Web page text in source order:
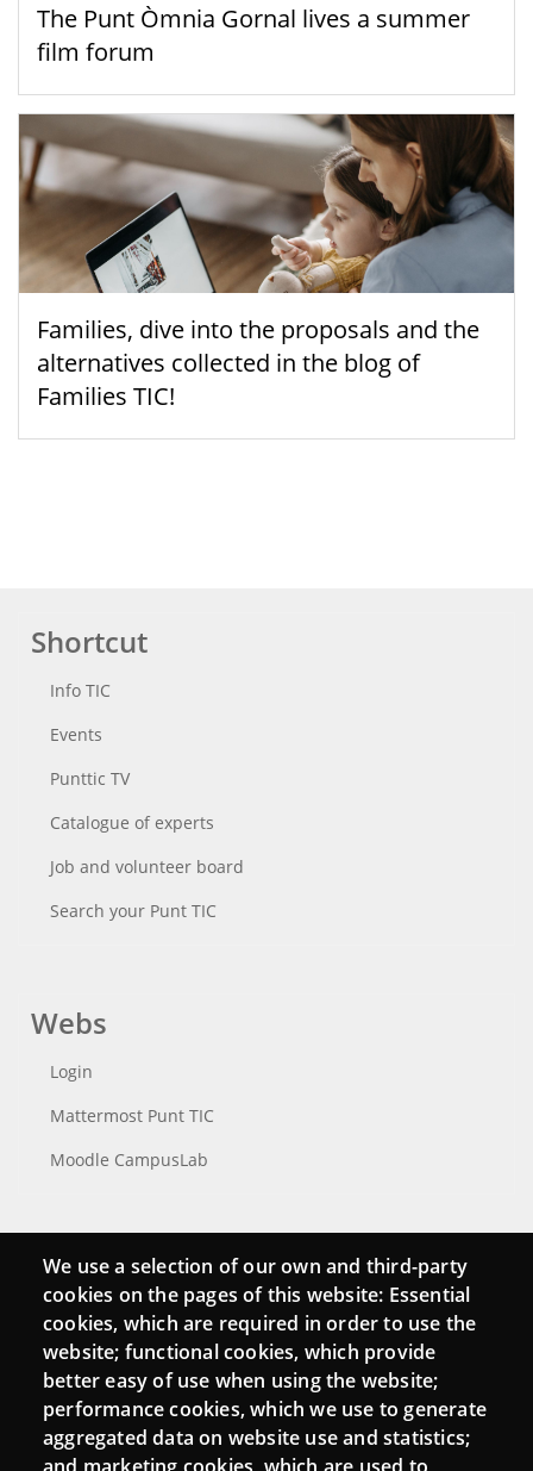
The Punt Òmnia Gornal lives a summer
film forum
Families, dive into the proposals and the
alternatives collected in the blog of
Families TIC!
Shortcut
Info TIC
Events
Punttic TV
Catalogue of experts
Job and volunteer board
Search your Punt TIC
Webs
Login
Mattermost Punt TIC
Moodle CampusLab
Connect
Contact
Newsletters
We use a selection of our own and third-party
cookies on the pages of this website: Essential
cookies, which are required in order to use the
website; functional cookies, which provide
better easy of use when using the website;
performance cookies, which we use to generate
aggregated data on website use and statistics;